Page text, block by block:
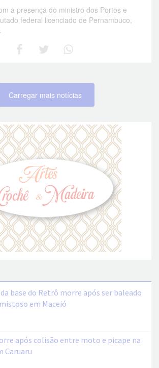
a presença do ministro dos Portos e
federal licenciado de Pernambuco,
Carregar mais notícias
base do Retrô morre após ser baleado
em Maceió
após colisão entre moto e picape na
Caruaru